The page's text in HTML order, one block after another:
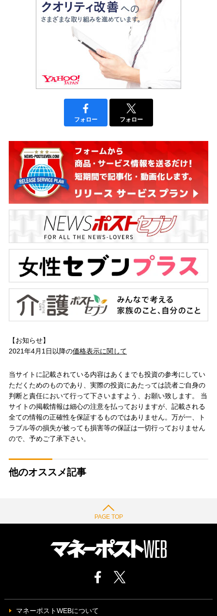
フォロー フォロー
【お知らせ】
2021年4月1日以降の価格表示に関して
当サイトに記載されている内容はあくまでも投資の参考にしてい
ただくためのものであり、実際の投資にあたっては読者ご自身の
判断と責任において行って下さいますよう、お願い致します。 当
サイトの掲載情報は細心の注意を払っておりますが、記載される
全ての情報の正確性を保証するものではありません。万が一、ト
ラブル等の損失が被っても損害等の保証は一切行っておりません
ので、予めご了承下さい。
他のオススメ記事
PAGE TOP
マネーポストWEBについて